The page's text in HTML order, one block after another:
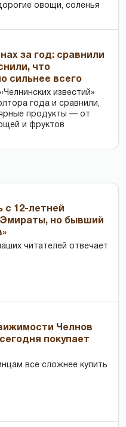
овощи, соленья
за год: сравнили
что
сильнее всего
известий»
года и сравнили,
продукты — от
и фруктов
с 12-летней
но бывший
читателей отвечает
Челнов
покупает
все сложнее купить